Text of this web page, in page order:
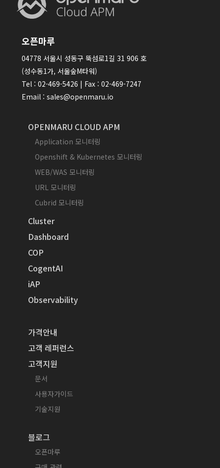
오픈마루
04778 서울시 성동구 뚝섬로1길 31 906 호
(성수동1가, 서울숲M타워)
Tel : 02-469-5426 | Fax : 02-469-7247
Email : sales@openmaru.io
OPENMARU CLOUD APM
Application 모니터링
Openshift & Kubernetes 모니터링
WEB/WAS 모니터링
URL 모니터링
Cubrid 모니터링
Cluster
Dashboard
COP
CogentAI
iAP
Observability
가격안내
고객 레퍼런스
고객지원
문서
사용자가이드
기술지원
블로그
오픈마루